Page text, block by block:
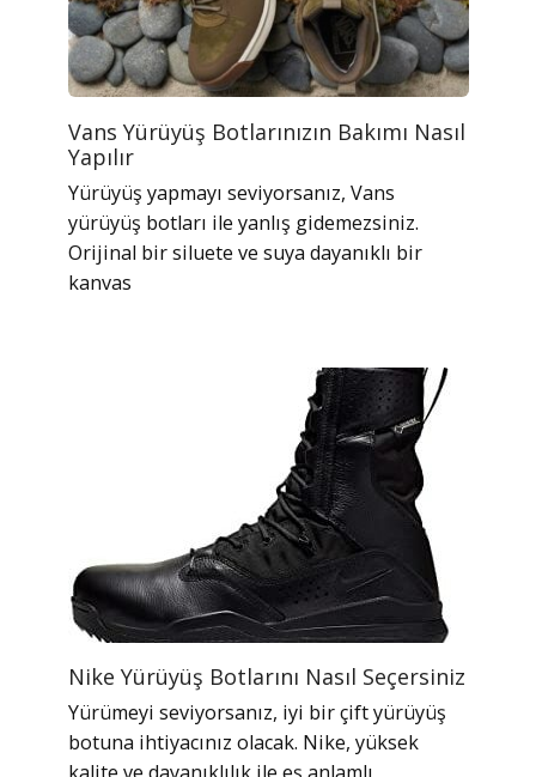
Vans Yürüyüş Botlarınızın Bakımı Nasıl
Yapılır
Yürüyüş yapmayı seviyorsanız, Vans
yürüyüş botları ile yanlış gidemezsiniz.
Orijinal bir siluete ve suya dayanıklı bir
kanvas
Nike Yürüyüş Botlarını Nasıl Seçersiniz
Yürümeyi seviyorsanız, iyi bir çift yürüyüş
botuna ihtiyacınız olacak. Nike, yüksek